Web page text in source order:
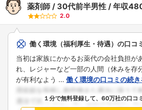
薬剤師 30代前半男性 年収
2.0
働く環境（福利厚生・待遇）の口コミ
当初は家族にかかるお薬代の会社負担が
れ、レジャーなど一部の人間（休みを存
が有利なよう ... 働く環境の口コミの続
１分で無料登録して、60万社の口コ